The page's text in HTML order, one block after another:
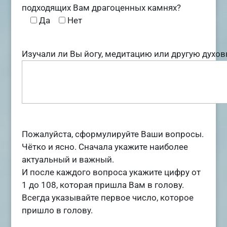
подходящих Вам драгоценных камнях?
Да
Нет
Изучали ли Вы йогу, медитацию или другую
Пожалуйста, сформулируйте Ваши вопросы.
Чётко и ясно. Сначала укажите наиболее
актуальный и важный.
И после каждого вопроса укажите цифру от
1 до 108, которая пришла Вам в голову.
Всегда указывайте первое число, которое
пришло в голову.